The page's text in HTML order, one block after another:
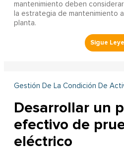
mantenimiento deben
la estrategia de mantenimiento
planta.
Gestión De La Condición De
Desarrollar un
efectivo de
eléctrico